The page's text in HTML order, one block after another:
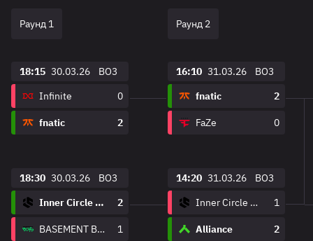
Раунд 1
18:15 30.03.26
BO3
Infinite
0
fnatic 2
18:30 30.03.26
BO3
Inner Circle Esports
2
BASEMENT BOYS 1
Раунд 2
16:10 31.03.26
BO3
fnatic
2
FaZe 0
14:20 31.03.26
BO3
Inner Circle Esports
1
Alliance 2